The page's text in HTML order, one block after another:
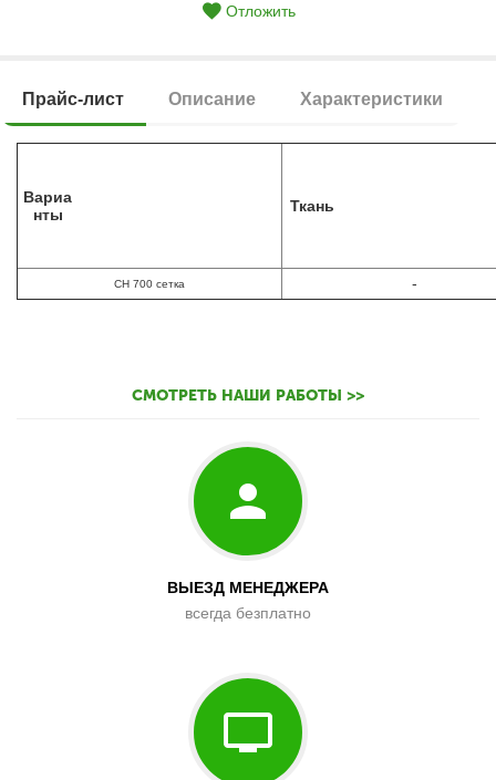
Отложить
Прайс-лист Описание Характеристики
Вариа
нты
Ткань
CH 700 сетка -
СМОТРЕТЬ НАШИ РАБОТЫ >>
ВЫЕЗД МЕНЕДЖЕРА
всегда безплатно